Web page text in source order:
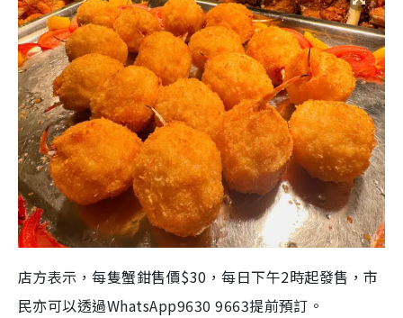
店方表示，每隻蟹鉗售價$30，每日下午2時起發售，市
民亦可以透過WhatsApp9630 9663提前預訂。